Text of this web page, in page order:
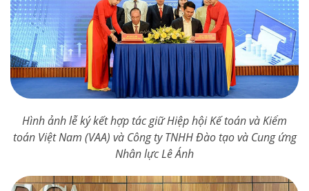
Hình ảnh lễ ký kết hợp tác giữ Hiệp hội Kế toán và Kiểm
toán Việt Nam (VAA) và Công ty TNHH Đào tạo và Cung ứng
Nhân lực Lê Ánh